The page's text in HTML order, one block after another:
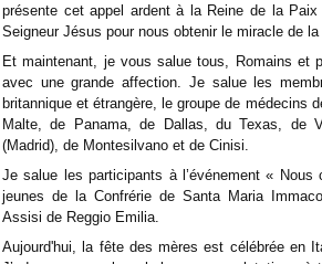
présente cet appel ardent à la Reine de la
Seigneur Jésus pour nous obtenir le miracle de la
Et maintenant, je vous salue tous, Romains et
avec une grande affection. Je salue les
britannique et étrangère, le groupe de médecins
Malte, de Panama, de Dallas, du Texas, de
(Madrid), de Montesilvano et de Cinisi.
Je salue les participants à l’événement «
jeunes de la Confrérie de Santa Maria
Assisi de Reggio Emilia.
Aujourd'hui, la fête des mères est célébrée en